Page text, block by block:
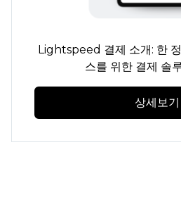
Lightspeed 결제 소개: 한
스를 위한 결제 솔
상세보기